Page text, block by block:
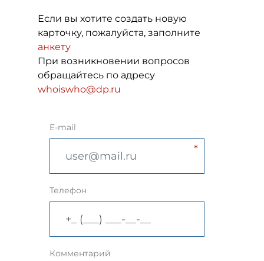
Если вы хотите создать новую
карточку, пожалуйста, заполните
анкету
При возникновении вопросов
обращайтесь по адресу
whoiswho@dp.ru
E-mail
Телефон
Комментарий